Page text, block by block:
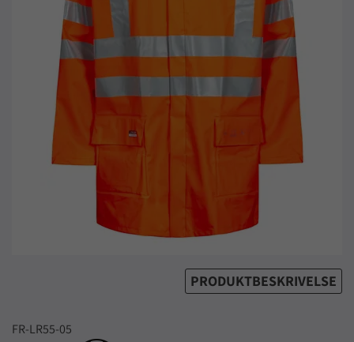
PRODUKTBESKRIVELSE
FR-LR55-05